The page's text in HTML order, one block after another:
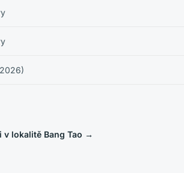
lokalitě Bang Tao →